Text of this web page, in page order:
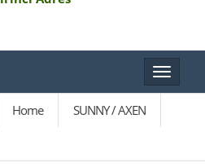
Toggle
Home SUNNY / AXEN